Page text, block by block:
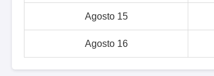
Agosto 15
Agosto 16